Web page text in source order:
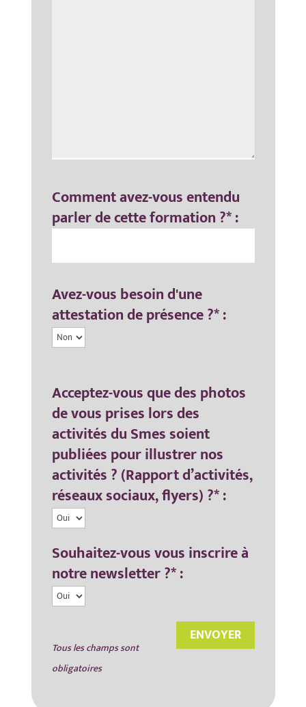
Comment avez-vous entendu
parler de cette formation ?* :
Avez-vous besoin d'une
attestation de présence ?* :
Acceptez-vous que des photos
de vous prises lors des
activités du Smes soient
publiées pour illustrer nos
activités ? (Rapport d’activités,
réseaux sociaux, flyers) ?* :
Souhaitez-vous vous inscrire à
notre newsletter ?* :
Tous les champs sont
obligatoires